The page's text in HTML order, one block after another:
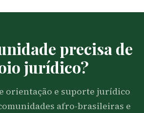
precisa de
jurídico?
orientação e suporte jurídico
afro-brasileiras e